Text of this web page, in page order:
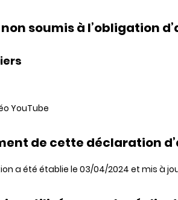
soumis à l’obligation
YouTube
de cette déclaration
a été établie le 03/04/2024 et mis à